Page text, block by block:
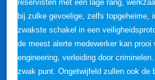
reservisten met een lage rang,
bij zulke gevoelige, zelfs topgeheime,
zwakste schakel in een
de meest alerte medewerker kan prooi
engineering, verleiding door
zwak punt. Ongetwijfeld zullen ook de